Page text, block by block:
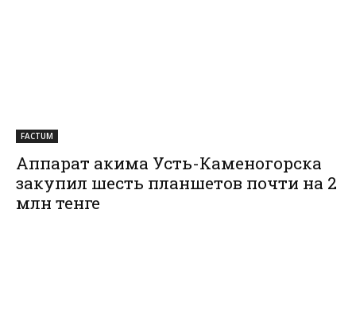
FACTUM
Аппарат акима Усть-Каменогорска
закупил шесть планшетов почти на 2
млн тенге